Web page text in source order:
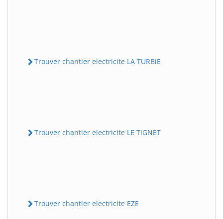
Trouver chantier electricite LA TURBiE
Trouver chantier electricite LE TiGNET
Trouver chantier electricite EZE